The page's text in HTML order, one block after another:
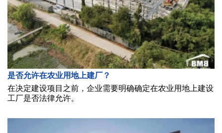
是否允许在农业用地上建厂？
在决定建设项目之前，企业需要明确确定在农业用地上建设
工厂是否法律允许。